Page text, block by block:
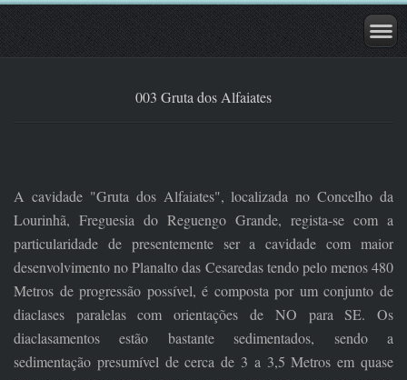
003 Gruta dos Alfaiates
A cavidade "Gruta dos Alfaiates", localizada no Concelho da
Lourinhã, Freguesia do Reguengo Grande, regista-se com a
particularidade de presentemente ser a cavidade com maior
desenvolvimento no Planalto das Cesaredas tendo pelo menos 480
Metros de progressão possível, é composta por um conjunto de
diaclases paralelas com orientações de NO para SE. Os
diaclasamentos estão bastante sedimentados, sendo a
sedimentação presumível de cerca de 3 a 3,5 Metros em quase